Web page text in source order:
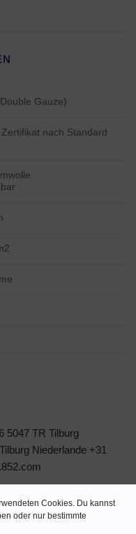
Cookies. Du kannst
oder nur bestimmte
Gauze)
nach Standard
5047 TR Tilburg
Niederlande +31